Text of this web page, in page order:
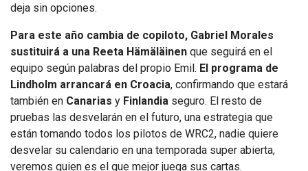
deja sin opciones.
Para este año cambia de copiloto, Gabriel Morales
sustituirá a una Reeta Hämäläinen que seguirá en el
equipo según palabras del propio Emil. El programa de
Lindholm arrancará en Croacia, confirmando que estará
también en Canarias y Finlandia seguro. El resto de
pruebas las desvelarán en el futuro, una estrategia que
están tomando todos los pilotos de WRC2, nadie quiere
desvelar su calendario en una temporada super abierta,
veremos quien es el que mejor juega sus cartas.